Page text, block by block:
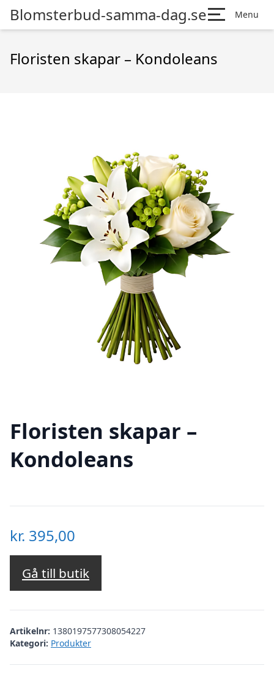
Blomsterbud-samma-dag.se Menu
Floristen skapar – Kondoleans
Floristen skapar –
Kondoleans
kr. 395,00
Gå till butik
Artikelnr: 1380197577308054227
Kategori: Produkter